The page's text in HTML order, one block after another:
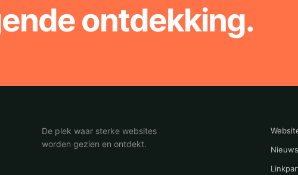
ontdekking.
De plek waar sterke websites
worden gezien en ontdekt.